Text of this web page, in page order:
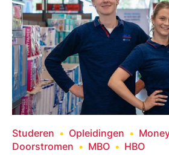
Studeren Opleidingen
Doorstromen
MBO HBO